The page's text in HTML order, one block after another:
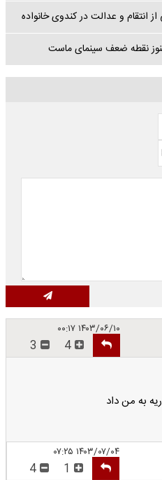
از انتقام و عدالت در کندوی خانواده
نقطه ضعف سینمای ماست
۱۴۰۳/۰۶/۱۰ ۰۰:۱۷
4
3
به من داد
۱۴۰۳/۰۷/۰۴ ۰۷:۲۵
1
4